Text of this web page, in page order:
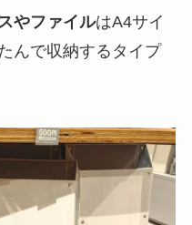
やファイルはA4サイ
んで収納するタイプ